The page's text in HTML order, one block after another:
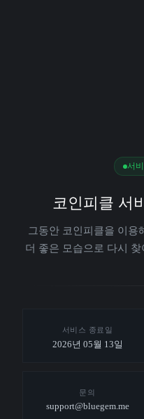
서
코인피클 서
그동안 코인피클을 이용
더 좋은 모습으로 다시
서비스 종료일
2026년 05월 13일
문의
support@bluegem.me